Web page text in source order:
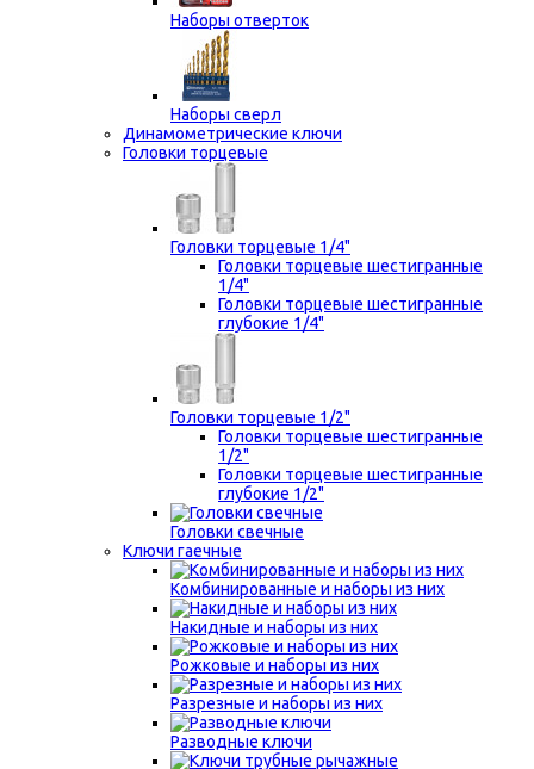
Наборы отверток
Наборы сверл
Динамометрические ключи
Головки торцевые
Головки торцевые 1/4"
Головки торцевые шестигранные
1/4"
Головки торцевые шестигранные
глубокие 1/4"
Головки торцевые 1/2"
Головки торцевые шестигранные
1/2"
Головки торцевые шестигранные
глубокие 1/2"
Головки свечные
Ключи гаечные
Комбинированные и наборы из них
Накидные и наборы из них
Рожковые и наборы из них
Разрезные и наборы из них
Разводные ключи